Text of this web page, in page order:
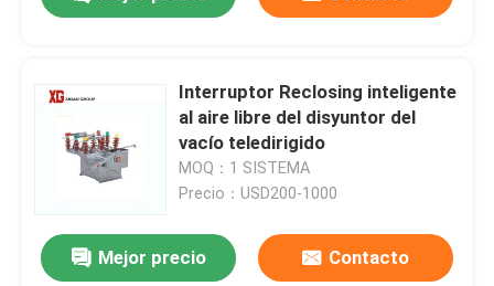
Interruptor Reclosing inteligente
al aire libre del disyuntor del
vacío teledirigido
MOQ：1 SISTEMA
Precio：USD200-1000
Mejor precio Contacto